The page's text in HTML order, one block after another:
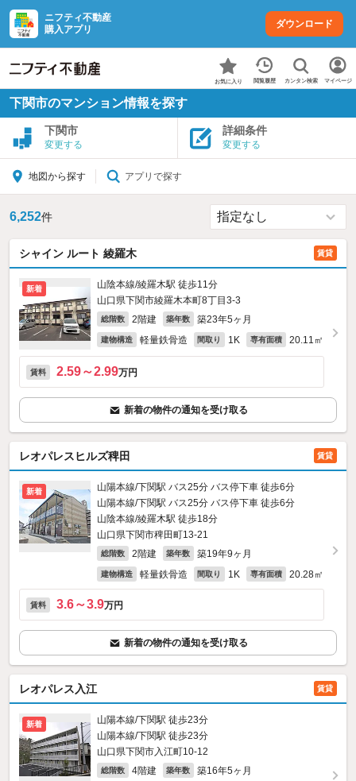
ニフティ不動産
購入アプリ
ダウンロード
お気に入り 閲覧履歴 カンタン検索 マイページ
下関市のマンション情報を探す
下関市
変更する
詳細条件
変更する
地図から探す アプリで探す
6,252件
シャイン ルート 綾羅木 賃貸
新着
山陰本線/綾羅木駅 徒歩11分
山口県下関市綾羅木本町8丁目3-3
総階数 2階建 築年数 築23年5ヶ月
建物構造 軽量鉄骨造 間取り 1K 専有面積 20.11㎡
賃料 2.59～2.99万円
新着の物件の通知を受け取る
レオパレスヒルズ稗田 賃貸
新着
山陽本線/下関駅 バス25分 バス停下車 徒歩6分
山陽本線/下関駅 バス25分 バス停下車 徒歩6分
山陰本線/綾羅木駅 徒歩18分
山口県下関市稗田町13-21
総階数 2階建 築年数 築19年9ヶ月
建物構造 軽量鉄骨造 間取り 1K 専有面積 20.28㎡
賃料 3.6～3.9万円
新着の物件の通知を受け取る
レオパレス入江 賃貸
新着
山陽本線/下関駅 徒歩23分
山陽本線/下関駅 徒歩23分
山口県下関市入江町10-12
総階数 4階建 築年数 築16年5ヶ月